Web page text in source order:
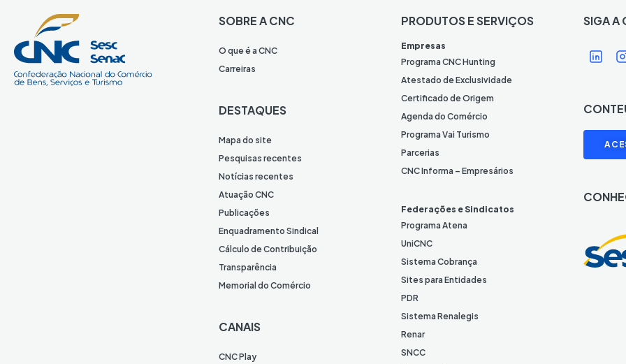
SOBRE A CNC
O que é a CNC
Carreiras
DESTAQUES
Mapa do site
Pesquisas recentes
Notícias recentes
Atuação CNC
Publicações
Enquadramento Sindical
Cálculo de Contribuição
Transparência
Memorial do Comércio
CANAIS
CNC Play
PRODUTOS E SERVIÇOS
Empresas
Programa CNC Hunting
Atestado de Exclusividade
Certificado de Origem
Agenda do Comércio
Programa Vai Turismo
Parcerias
CNC Informa – Empresários
Federações e Sindicatos
Programa Atena
UniCNC
Sistema Cobrança
Sites para Entidades
PDR
Sistema Renalegis
Renar
SNCC
SIGA A
Í
c
n
e
L
i
k
e
I
n
Í
I